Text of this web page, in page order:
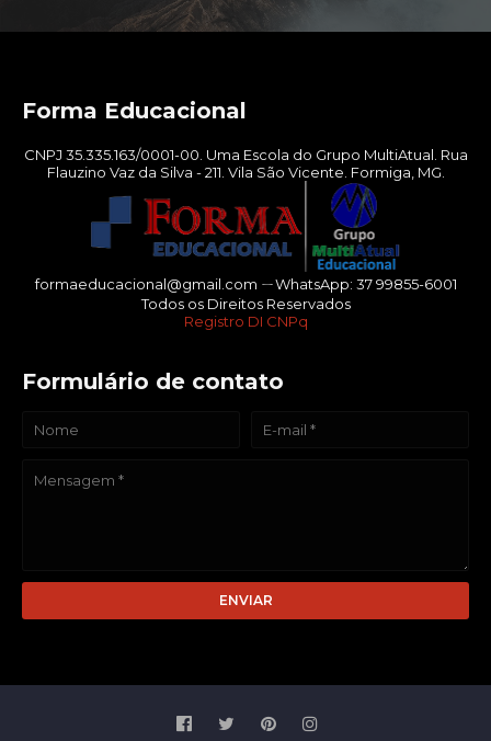
Forma Educacional
CNPJ 35.335.163/0001-00. Uma Escola do Grupo MultiAtual. Rua
Flauzino Vaz da Silva - 211. Vila São Vicente. Formiga, MG.
formaeducacional@gmail.com ㄧWhatsApp: 37 99855-6001
Todos os Direitos Reservados
Registro DI CNPq
Formulário de contato